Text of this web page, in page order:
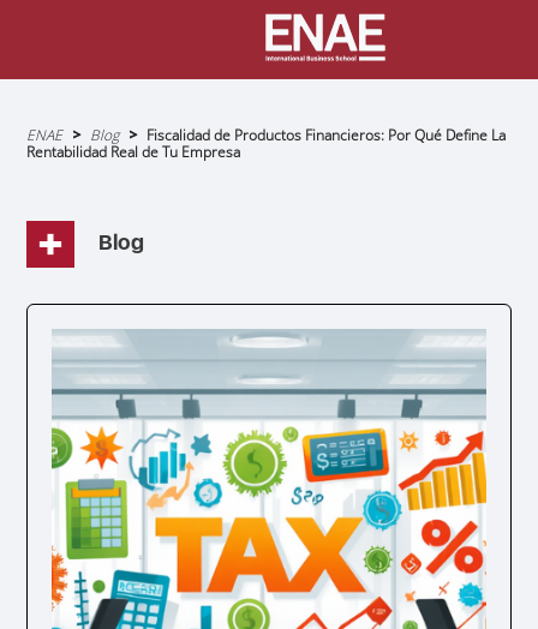
Sobrescribir
enlaces
de
navegación
ENAE Blog
Fiscalidad de Productos Financieros: Por Qué Define La
Rentabilidad Real de Tu Empresa
Blog